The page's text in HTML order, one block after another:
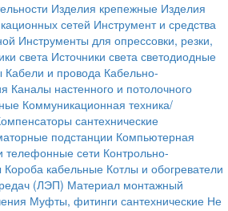
Изделия крепежные Изделия
сетей Инструмент и средства
Инструменты для опрессовки, резки,
света Источники света светодиодные
Кабели и провода Кабельно-
Каналы настенного и потолочного
Коммуникационная техника/
сантехнические
подстанции Компьютерная
телефонные сети Контрольно-
Короба кабельные Котлы и обогреватели
(ЛЭП) Материал монтажный
Муфты, фитинги сантехнические Не